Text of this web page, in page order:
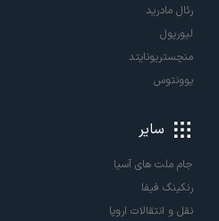
رئال مادرید
لیورپول
منچستریونایتد
یوونتوس
سایر
جام ملت های آسیا
رنکینگ فیفا
نقل و انتقالات اروپا